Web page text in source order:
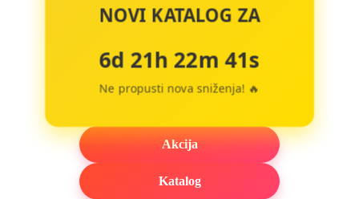
NOVI KATALOG ZA
6d 21h 22m 40s
Ne propusti nova sniženja! 🔥
Akcija
Katalog